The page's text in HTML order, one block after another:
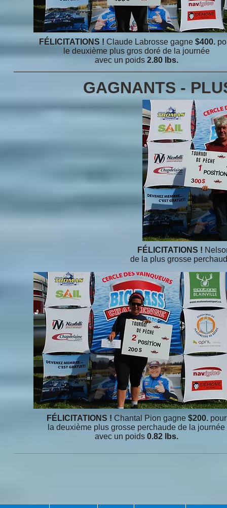
FÉLICITATIONS ! Claude Labrosse gagne $400.
le deuxième plus gros doré de la journée
avec un poids 2.80 lbs.
GAGNANTS -
FÉLICITATIONS !
de la plus grosse
FÉLICITATIONS ! Chantal Pion gagne $200.pour
la deuxième plus grosse perchaude de la journée
avec un poids 0.82 lbs.